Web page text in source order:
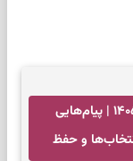
فال انبیا امروز دوشنبه ۱۹ مرداد ۱۴۰۵ | پیام‌هایی
و حفظ